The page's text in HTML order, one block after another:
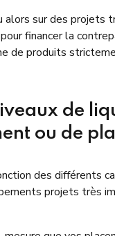
sur des projets
financer la
de produits
de
ou de
des différents
projets très